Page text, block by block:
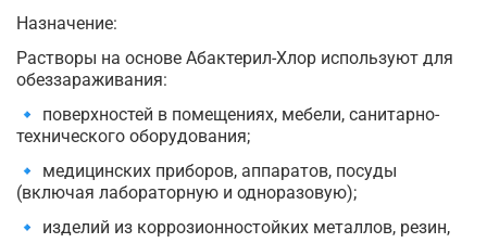
Назначение:
Растворы на основе Абактерил-Хлор используют для
обеззараживания:
🔹 поверхностей в помещениях, мебели, санитарно-
технического оборудования;
🔹 медицинских приборов, аппаратов, посуды
(включая лабораторную и одноразовую);
🔹 изделий из коррозионностойких металлов, резин,